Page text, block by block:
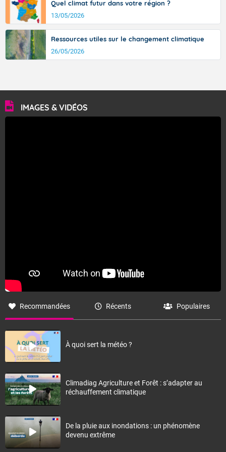
Quel climat futur dans votre région ?
13/05/2026
Ressources utiles sur le changement climatique
26/05/2026
IMAGES & VIDÉOS
Recommandées Récents Populaires
À quoi sert la météo ?
Climadiag Agriculture et Forêt : s’adapter au
réchauffement climatique
De la pluie aux inondations : un phénomène
devenu extrême